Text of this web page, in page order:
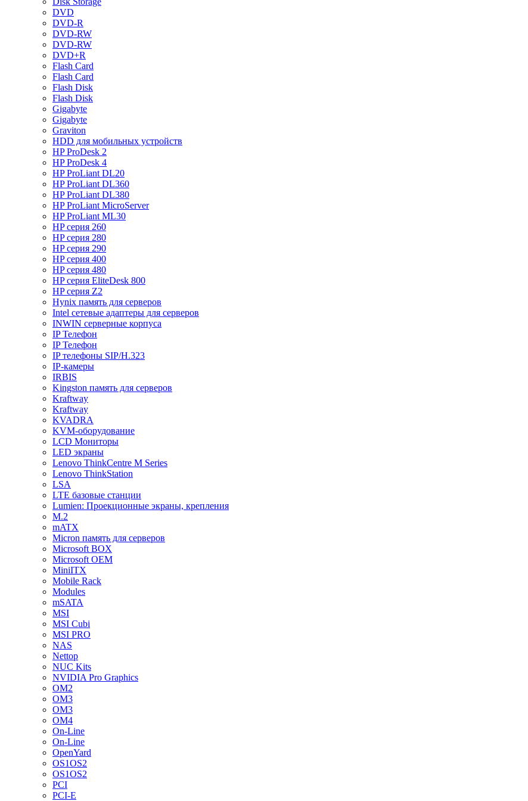
DVD
DVD-R
DVD-RW
DVD-RW
DVD+R
Flash Card
Flash Card
Flash Disk
Flash Disk
Gigabyte
Gigabyte
Graviton
HDD для мобильных устройств
HP ProDesk 2
HP ProDesk 4
HP ProLiant DL20
HP ProLiant DL360
HP ProLiant DL380
HP ProLiant MicroServer
HP ProLiant ML30
HP серия 260
HP серия 280
HP серия 290
HP серия 400
HP серия 480
HP серия EliteDesk 800
HP серия Z2
Hynix память для серверов
Intel сетевые адаптеры для серверов
INWIN серверные корпуса
IP Телефон
IP Телефон
IP телефоны SIP/H.323
IP-камеры
IRBIS
Kingston память для серверов
Kraftway
Kraftway
KVADRA
KVM-оборудование
LCD Мониторы
LED экраны
Lenovo ThinkCentre M Series
Lenovo ThinkStation
LSA
LTE базовые станции
Lumien: Проекционные экраны, крепления
M.2
mATX
Micron память для серверов
Microsoft BOX
Microsoft OEM
MiniITX
Mobile Rack
Modules
mSATA
MSI
MSI Cubi
MSI PRO
NAS
Nettop
NUC Kits
NVIDIA Pro Graphics
OM2
OM3
OM3
OM4
On-Line
On-Line
OpenYard
OS1OS2
OS1OS2
PCI
PCI-E